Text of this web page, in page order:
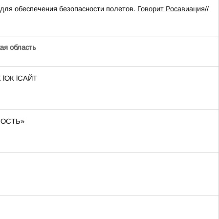
обеспечения безопасности полетов. Говорит Росавиация//
область
lОК lСАЙТ